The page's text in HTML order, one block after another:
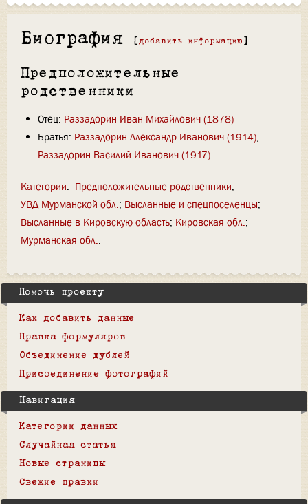
Биография [ добавить информацию ]
Предположительные
родственники
Отец: Раззадорин Иван Михайлович (1878)
Братья: Раззадорин Александр Иванович (1914),
Раззадорин Василий Иванович (1917)
Категории: Предположительные родственники
УВД Мурманской обл. Высланные и спецпоселенцы
Высланные в Кировскую область Кировская обл.
Мурманская обл.
Помочь проекту
Как добавить данные
Правка формуляров
Объединение дублей
Присоединение фотографий
Навигация
Категории данных
Случайная статья
Новые страницы
Свежие правки